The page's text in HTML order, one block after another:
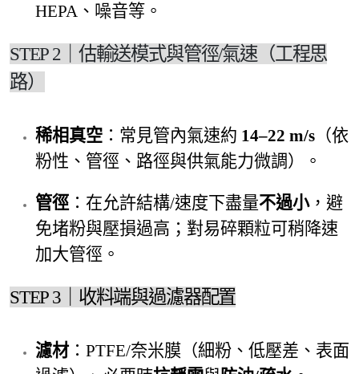
HEPA、噪音等。
STEP 2｜估輸送模式與管徑/氣速（工程思
路）
稀相真空 ：常見管內氣速約 14–22 m/s （依
粉性、管徑、路徑與供氣能力微調）。
管徑 ：在允許結構/速度下盡量不過小，避
免堵粉與壓損過高；對易碎顆粒可稍降速
加大管徑。
STEP 3｜收料端與過濾器配置
濾材：PTFE/奈米膜（細粉、低壓差、表面